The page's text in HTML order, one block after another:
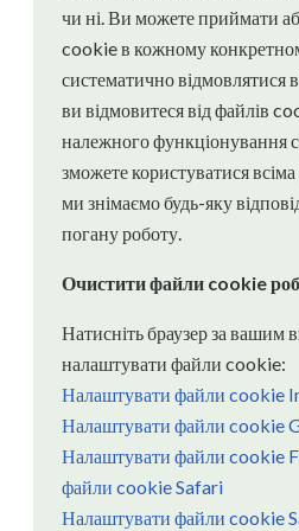
чи ні. Ви можете приймати
cookie в кожному
систематично відмовлятися
ви відмовитеся від файлів
належного функціонування
зможете користуватися
ми знімаємо будь-яку
погану роботу.
Очистити файли cookie
Натисніть браузер за вашим
налаштувати файли cookie:
Налаштувати файли cookie
Налаштувати файли cookie
Налаштувати файли cookie
файли cookie Safari
Налаштувати файли cookie